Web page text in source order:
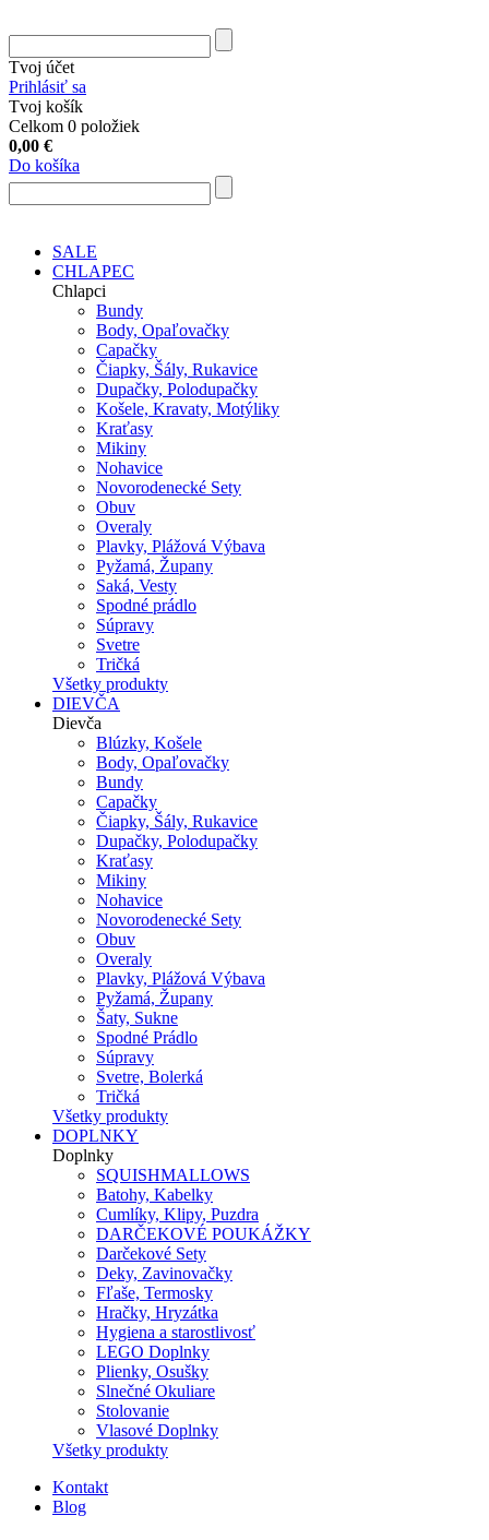
Tvoj účet
Prihlásiť sa
Tvoj košík
Celkom 0 položiek
0,00 €
Do košíka
SALE
CHLAPEC
Chlapci
Bundy
Body, Opaľovačky
Capačky
Čiapky, Šály, Rukavice
Dupačky, Polodupačky
Košele, Kravaty, Motýliky
Kraťasy
Mikiny
Nohavice
Novorodenecké Sety
Obuv
Overaly
Plavky, Plážová Výbava
Pyžamá, Župany
Saká, Vesty
Spodné prádlo
Súpravy
Svetre
Tričká
Všetky produkty
DIEVČA
Dievča
Blúzky, Košele
Body, Opaľovačky
Bundy
Capačky
Čiapky, Šály, Rukavice
Dupačky, Polodupačky
Kraťasy
Mikiny
Nohavice
Novorodenecké Sety
Obuv
Overaly
Plavky, Plážová Výbava
Pyžamá, Župany
Šaty, Sukne
Spodné Prádlo
Súpravy
Svetre, Bolerká
Tričká
Všetky produkty
DOPLNKY
Doplnky
SQUISHMALLOWS
Batohy, Kabelky
Cumlíky, Klipy, Puzdra
DARČEKOVÉ POUKÁŽKY
Darčekové Sety
Deky, Zavinovačky
Fľaše, Termosky
Hračky, Hryzátka
Hygiena a starostlivosť
LEGO Doplnky
Plienky, Osušky
Slnečné Okuliare
Stolovanie
Vlasové Doplnky
Všetky produkty
Kontakt
Blog